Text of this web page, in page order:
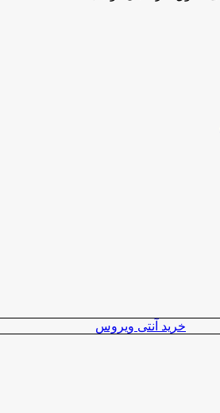
خرید آنتی ویروس